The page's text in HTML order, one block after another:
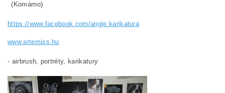
(Komárno)
https://www.facebook.com/angie.karikatura
www.artemiss.hu
- airbrush, portréty, karikatury